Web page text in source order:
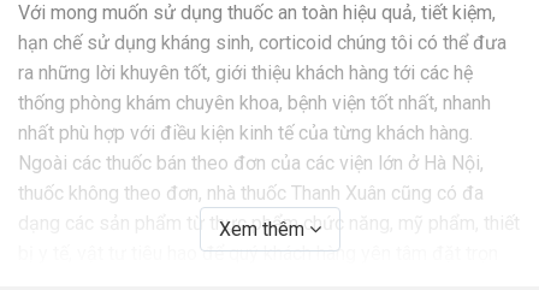
Với mong muốn sử dụng thuốc an toàn hiệu quả, tiết kiệm,
hạn chế sử dụng kháng sinh, corticoid chúng tôi có thể đưa
ra những lời khuyên tốt, giới thiệu khách hàng tới các hệ
thống phòng khám chuyên khoa, bệnh viện tốt nhất, nhanh
nhất phù hợp với điều kiện kinh tế của từng khách hàng.
Ngoài các thuốc bán theo đơn của các viện lớn ở Hà Nội,
thuốc không theo đơn, nhà thuốc Thanh Xuân cũng có đa
dạng các sản phẩm từ thực phẩm chức năng, mỹ phẩm, thiết
bị y tế, vật tư tiêu hao để quý khách hàng yên tâm đặt trọn
Xem thêm